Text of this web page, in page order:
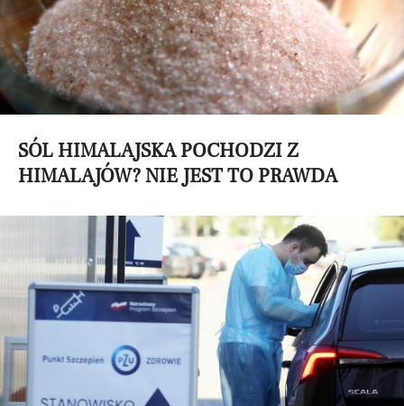
SÓL HIMALAJSKA POCHODZI Z
HIMALAJÓW? NIE JEST TO PRAWDA